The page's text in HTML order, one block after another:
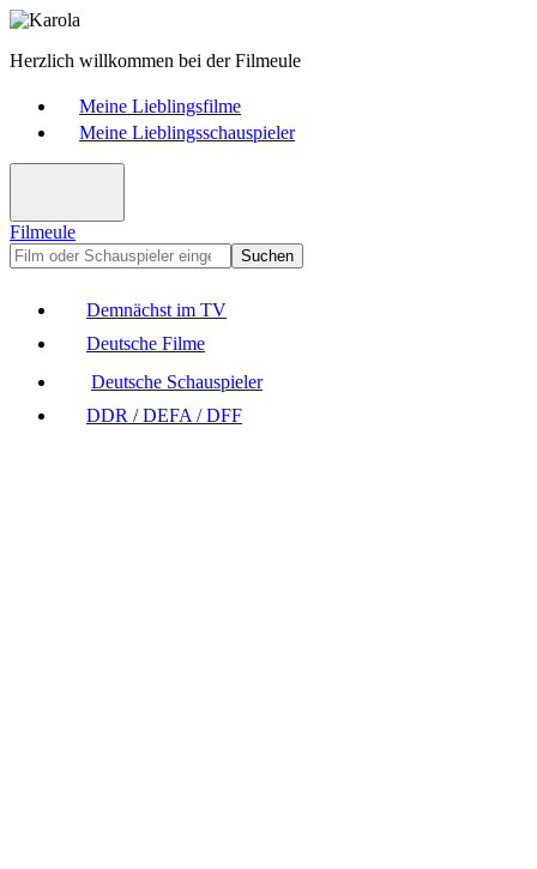
Herzlich willkommen bei der Filmeule
Meine Lieblingsfilme
Meine Lieblingsschauspieler
Filmeule
Suchen
Demnächst im TV
Deutsche Filme
Deutsche Schauspieler
DDR / DEFA / DFF